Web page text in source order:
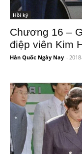
Hồi ký
Chương 16 –
điệp viên Kim
Hàn Quốc Ngày Nay -